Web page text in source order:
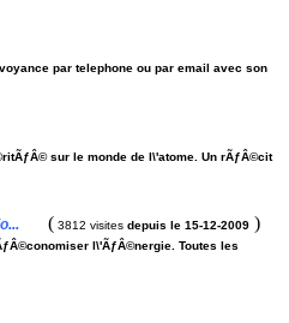
par telephone ou par email avec son
sur le monde de l\'atome. Un rÃƒÂ©cit
( 3812 visites depuis le 15-12-2009 )
l\'ÃƒÂ©nergie. Toutes les